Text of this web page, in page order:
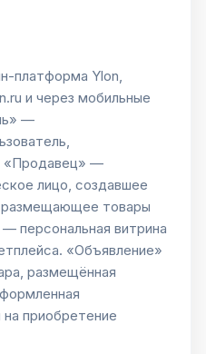
платформа Ylon,
и через мобильные
—
«Продавец» —
лицо, создавшее
размещающее товары
персональная витрина
«Объявление»
размещённая
приобретение